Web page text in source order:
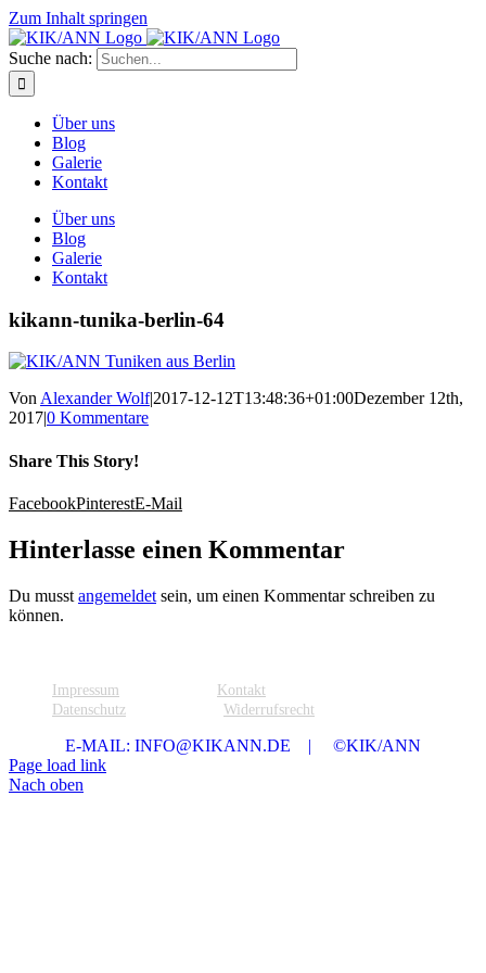
Zum Inhalt springen
Suche nach:
Über uns
Blog
Galerie
Kontakt
Über uns
Blog
Galerie
Kontakt
kikann-tunika-berlin-64
VonAlexander Wolf|2017-12-12T13:48:36+01:00Dezember 12th,
2017|0 Kommentare
Share This Story!
FacebookPinterestE-Mail
Hinterlasse einen Kommentar
Du musst angemeldet sein, um einen Kommentar schreiben zu
können.
Impressum
Kontakt
Datenschutz
Widerrufsrecht
E-MAIL: INFO@KIKANN.DE | ©KIK/ANN
Page load link
Nach oben